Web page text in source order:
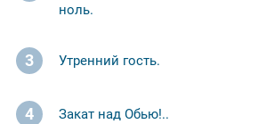
ноль.
3 Утренний гость.
4 Закат над Обью!..